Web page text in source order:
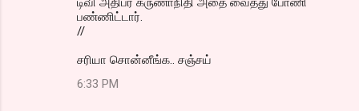
பண்ணிட்டார்.
//
சரியா சொன்னீங்க.. சஞ்சய்
6:33 PM